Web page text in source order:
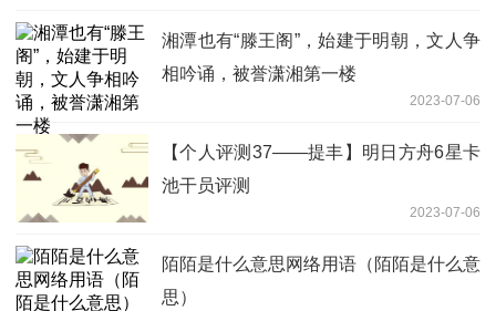
湘潭也有“滕王阁”，始建于明朝，文人争
相吟诵，被誉潇湘第一楼
2023-07-06
【个人评测37——提丰】明日方舟6星卡
池干员评测
2023-07-06
陌陌是什么意思网络用语（陌陌是什么意
思）